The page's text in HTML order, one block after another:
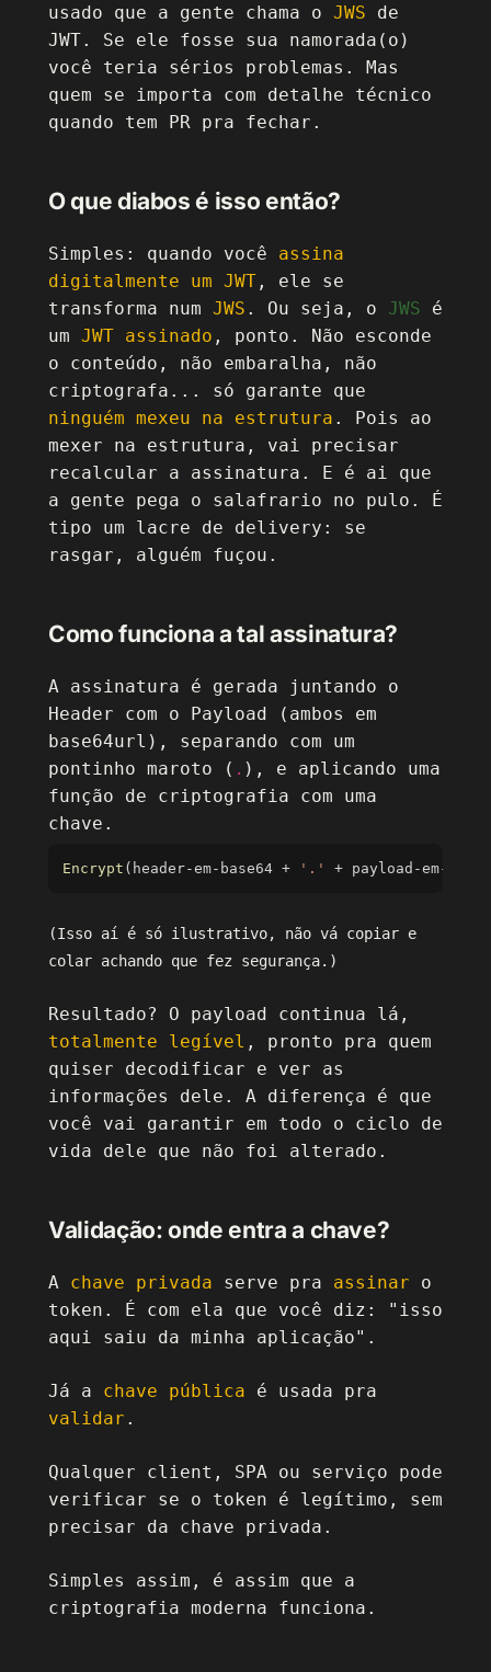
usado que a gente chama o JWS de
JWT. Se ele fosse sua namorada(o)
você teria sérios problemas. Mas
quem se importa com detalhe técnico
quando tem PR pra fechar.
O que diabos é isso então?
Simples: quando você assina
digitalmente um JWT , ele se
transforma num JWS . Ou seja, o JWS é
um JWT assinado , ponto. Não esconde
o conteúdo, não embaralha, não
criptografa... só garante que
ninguém mexeu na estrutura . Pois ao
mexer na estrutura, vai precisar
recalcular a assinatura. E é ai que
a gente pega o salafrario no pulo. É
tipo um lacre de delivery: se
rasgar, alguém fuçou.
Como funciona a tal assinatura?
A assinatura é gerada juntando o
Header com o Payload (ambos em
base64url), separando com um
pontinho maroto ( . ), e aplicando uma
função de criptografia com uma
chave.
Encrypt ( header-em- base64 + '.' + payload -em-
Copy
(Isso aí é só ilustrativo, não vá copiar e
colar achando que fez segurança.)
Resultado? O payload continua lá,
totalmente legível , pronto pra quem
quiser decodificar e ver as
informações dele. A diferença é que
você vai garantir em todo o ciclo de
vida dele que não foi alterado.
Validação: onde entra a chave?
A chave privada serve pra assinar o
token. É com ela que você diz: "isso
aqui saiu da minha aplicação".
Já a chave pública é usada pra
validar .
Qualquer client, SPA ou serviço pode
verificar se o token é legítimo, sem
precisar da chave privada.
Simples assim, é assim que a
criptografia moderna funciona.